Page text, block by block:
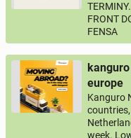
FRONT
FENSA
europe
Kanguro
week.